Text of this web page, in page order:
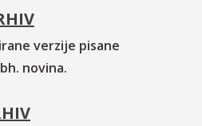
verzije pisane
novina.